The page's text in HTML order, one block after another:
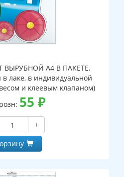
ВЫРУБНОЙ А4 В ПАКЕТЕ.
в лаке, в индивидуальной
и клеевым клапаном)
55 ₽
+